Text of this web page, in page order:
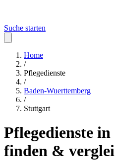
Suche starten
Home
/
Pflegedienste
/
Baden-Wuerttemberg
/
Stuttgart
Pflegedienste
finden &